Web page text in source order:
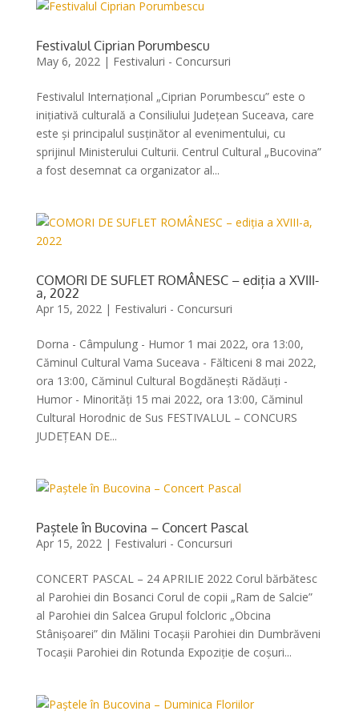
Festivalul Ciprian Porumbescu
May 6, 2022| Festivaluri - Concursuri
Festivalul Internațional „Ciprian Porumbescu” este o
inițiativă culturală a Consiliului Județean Suceava, care
este și principalul susținător al evenimentului, cu
sprijinul Ministerului Culturii. Centrul Cultural „Bucovina”
a fost desemnat ca organizator al...
COMORI DE SUFLET ROMÂNESC – ediția a XVIII-
a, 2022
Apr 15, 2022| Festivaluri - Concursuri
Dorna - Câmpulung - Humor 1 mai 2022, ora 13:00,
Căminul Cultural Vama Suceava - Fălticeni 8 mai 2022,
ora 13:00, Căminul Cultural Bogdănești Rădăuți -
Humor - Minorități 15 mai 2022, ora 13:00, Căminul
Cultural Horodnic de Sus FESTIVALUL – CONCURS
JUDEȚEAN DE...
Paștele în Bucovina – Concert Pascal
Apr 15, 2022| Festivaluri - Concursuri
CONCERT PASCAL – 24 APRILIE 2022 Corul bărbătesc
al Parohiei din Bosanci Corul de copii „Ram de Salcie”
al Parohiei din Salcea Grupul folcloric „Obcina
Stânișoarei” din Mălini Tocașii Parohiei din Dumbrăveni
Tocașii Parohiei din Rotunda Expoziție de coșuri...